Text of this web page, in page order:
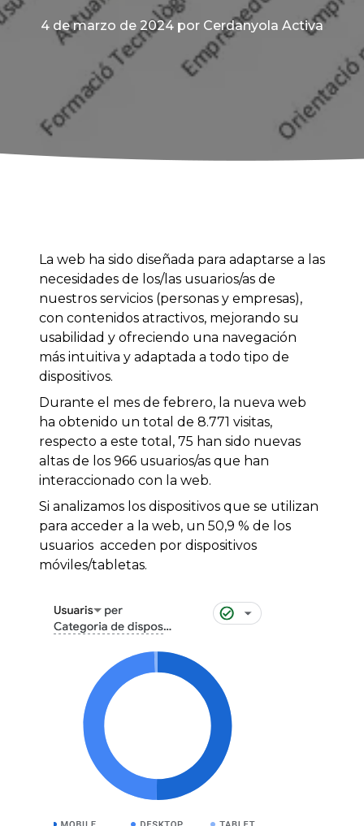
4 de marzo de 2024 por Cerdanyola Activa
La web ha sido diseñada para adaptarse a las
necesidades de los/las usuarios/as de
nuestros servicios (personas y empresas),
con contenidos atractivos, mejorando su
usabilidad y ofreciendo una navegación
más intuitiva y adaptada a todo tipo de
dispositivos.
Durante el mes de febrero, la nueva web
ha obtenido un total de 8.771 visitas,
respecto a este total, 75 han sido nuevas
altas de los 966 usuarios/as que han
interaccionado con la web.
Si analizamos los dispositivos que se utilizan
para acceder a la web, un 50,9 % de los
usuarios acceden por dispositivos
móviles/tabletas.